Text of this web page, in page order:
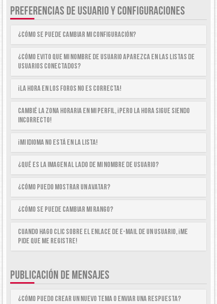
PREFERENCIAS DE USUARIO Y CONFIGURACIONES
¿Cómo se puede cambiar mi configuración?
¿Cómo evito que mi nombre de usuario aparezca en las listas de
usuarios conectados?
¡La hora en los foros no es correcta!
Cambié la zona horaria en mi perfil, ¡pero la hora sigue siendo
incorrecto!
¡Mi idioma no está en la lista!
¿Qué es la imagen al lado de mi nombre de usuario?
¿Cómo puedo mostrar un avatar?
¿Cómo se puede cambiar mi rango?
Cuando hago clic sobre el enlace de e-mail de un usuario, ¡me
pide que me registre!
PUBLICACIÓN DE MENSAJES
¿Cómo puedo crear un nuevo tema o enviar una respuesta?